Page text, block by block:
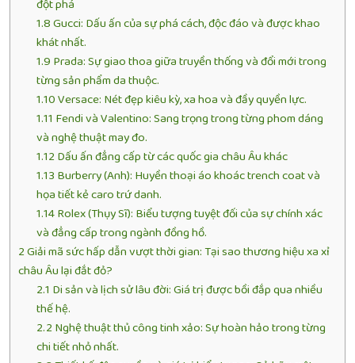
đột phá
1.8Gucci: Dấu ấn của sự phá cách, độc đáo và được khao
khát nhất.
1.9 Prada: Sự giao thoa giữa truyền thống và đổi mới trong
từng sản phẩm da thuộc.
1.10Versace: Nét đẹp kiêu kỳ, xa hoa và đầy quyền lực.
1.11 Fendi và Valentino: Sang trọng trong từng phom dáng
và nghệ thuật may đo.
1.12 Dấu ấn đẳng cấp từ các quốc gia châu Âu khác
1.13 Burberry (Anh): Huyền thoại áo khoác trench coat và
họa tiết kẻ caro trứ danh.
1.14Rolex (Thụy Sĩ): Biểu tượng tuyệt đối của sự chính xác
và đẳng cấp trong ngành đồng hồ.
2Giải mã sức hấp dẫn vượt thời gian: Tại sao thương hiệu xa xỉ
châu Âu lại đắt đỏ?
2.1 Di sản và lịch sử lâu đời: Giá trị được bồi đắp qua nhiều
thế hệ.
2.2 Nghệ thuật thủ công tinh xảo: Sự hoàn hảo trong từng
chi tiết nhỏ nhất.